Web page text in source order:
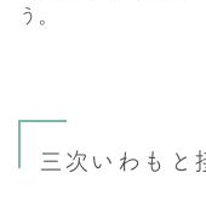
う。
三次いわもと